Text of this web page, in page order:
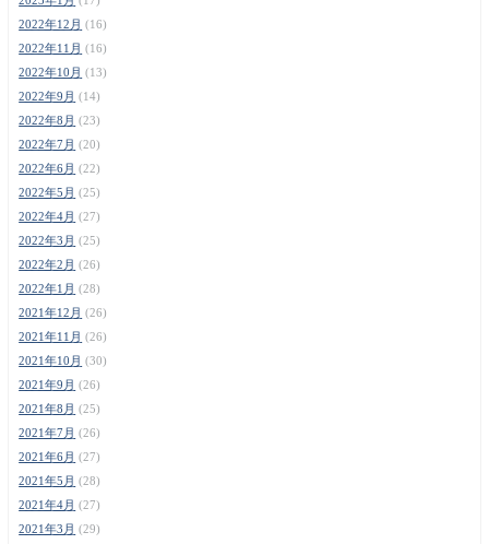
2022年12月 (16)
2022年11月 (16)
2022年10月 (13)
2022年9月 (14)
2022年8月 (23)
2022年7月 (20)
2022年6月 (22)
2022年5月 (25)
2022年4月 (27)
2022年3月 (25)
2022年2月 (26)
2022年1月 (28)
2021年12月 (26)
2021年11月 (26)
2021年10月 (30)
2021年9月 (26)
2021年8月 (25)
2021年7月 (26)
2021年6月 (27)
2021年5月 (28)
2021年4月 (27)
2021年3月 (29)